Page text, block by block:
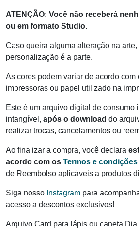
ATENÇÃO: Você não receberá
ou em formato Studio.
Caso queira alguma alteração na
personalização é a parte.
As cores podem variar de acordo com
impressoras ou papel utilizado na
Este é um arquivo digital de consumo
intangível, após o download do
realizar trocas, cancelamentos ou
Ao finalizar a compra, você declara
acordo com os Termos e condições
de Reembolso aplicáveis a produtos
Siga nosso Instagram para
acesso a descontos exclusivos!
Arquivo Card para lápis ou caneta Dia